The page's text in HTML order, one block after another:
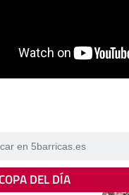
DEL DÍA